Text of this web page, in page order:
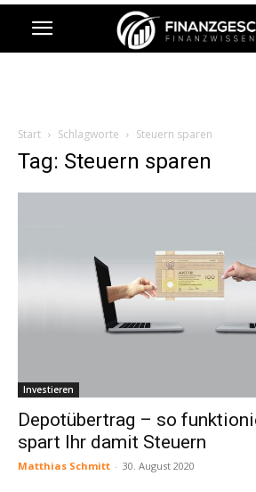
Start Schlagworte Steuern sparen
Tag: Steuern sparen
Investieren
Depotübertrag – so
spart Ihr damit Steuern
Matthias Schmitt - 30. August 2020